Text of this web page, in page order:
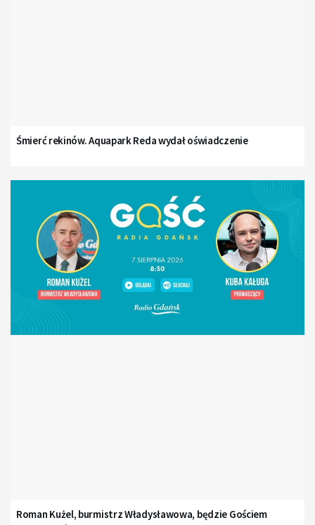
Śmierć rekinów. Aquapark Reda wydał oświadczenie
Roman Kużel, burmistrz Władysławowa, będzie Gościem